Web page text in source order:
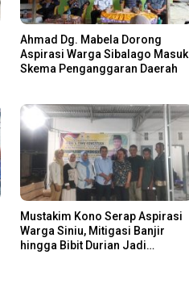
Ahmad Dg. Mabela Dorong
Aspirasi Warga Sibalago Masuk
Skema Penganggaran Daerah
Mustakim Kono Serap Aspirasi
Warga Siniu, Mitigasi Banjir
hingga Bibit Durian Jadi